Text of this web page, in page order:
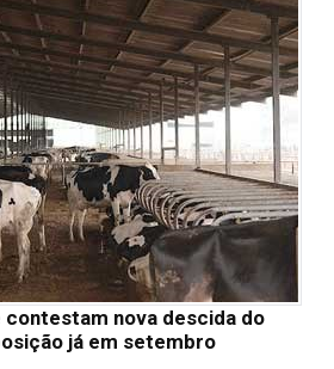
nova descida do
já em setembro